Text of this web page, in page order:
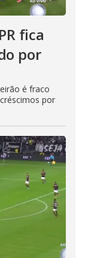
fica
por
é fraco
por